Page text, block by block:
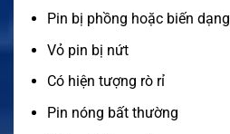
Pin bị phồng hoặc biến dạng
Vỏ pin bị nứt
Có hiện tượng rò rỉ
Pin nóng bất thường